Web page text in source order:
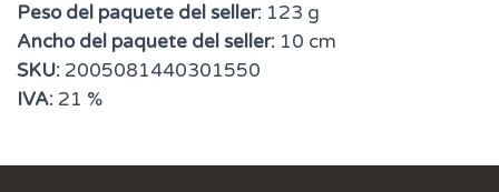
Peso del paquete del seller: 123 g
Ancho del paquete del seller: 10 cm
SKU: 2005081440301550
IVA: 21 %